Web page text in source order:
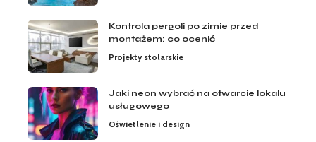
Kontrola pergoli po zimie przed
montażem: co ocenić
Projekty stolarskie
Jaki neon wybrać na otwarcie lokalu
usługowego
Oświetlenie i design